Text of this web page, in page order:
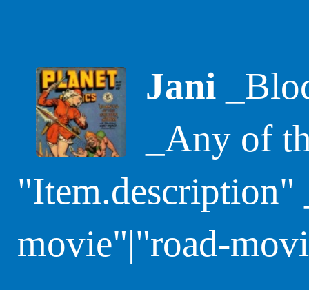
Jani
_Any of
"Item.description"
movie"|"road-